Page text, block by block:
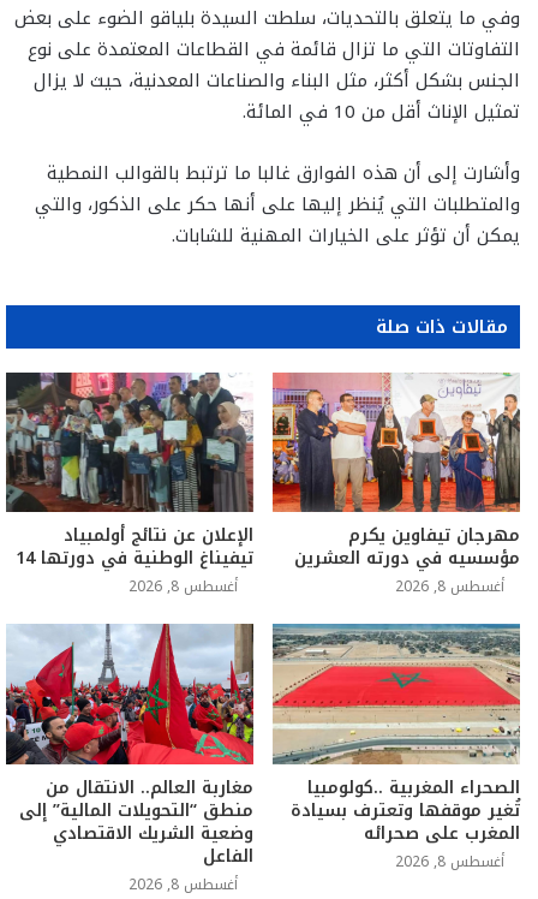
وفي ما يتعلق بالتحديات، سلطت السيدة بلياقو الضوء على بعض
التفاوتات التي ما تزال قائمة في القطاعات المعتمدة على نوع
الجنس بشكل أكثر، مثل البناء والصناعات المعدنية، حيث لا يزال
تمثيل الإناث أقل من 10 في المائة.
وأشارت إلى أن هذه الفوارق غالبا ما ترتبط بالقوالب النمطية
والمتطلبات التي يُنظر إليها على أنها حكر على الذكور، والتي
يمكن أن تؤثر على الخيارات المهنية للشابات.
مقالات ذات صلة
مهرجان تيفاوين يكرم
مؤسسيه في دورته العشرين
أغسطس 8, 2026
الإعلان عن نتائج أولمبياد
تيفيناغ الوطنية في دورتها 14
أغسطس 8, 2026
الصحراء المغربية ..كولومبيا
تُغير موقفها وتعترف بسيادة
المغرب على صحرائه
أغسطس 8, 2026
مغاربة العالم.. الانتقال من
منطق “التحويلات المالية” إلى
وضعية الشريك الاقتصادي
الفاعل
أغسطس 8, 2026